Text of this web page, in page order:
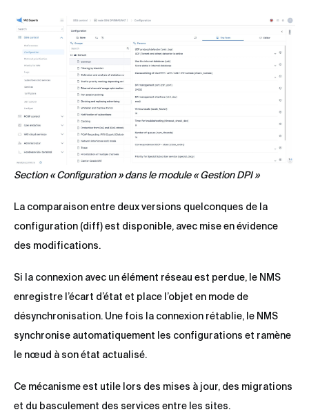
Section « Configuration » dans le module « Gestion DPI »
La comparaison entre deux versions quelconques de la
configuration (diff) est disponible, avec mise en évidence
des modifications.
Si la connexion avec un élément réseau est perdue, le NMS
enregistre l’écart d’état et place l’objet en mode de
désynchronisation. Une fois la connexion rétablie, le NMS
synchronise automatiquement les configurations et ramène
le nœud à son état actualisé.
Ce mécanisme est utile lors des mises à jour, des migrations
et du basculement des services entre les sites.